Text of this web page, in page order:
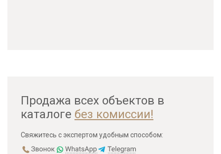
Продажа всех объектов в
каталоге без комиссии!
Свяжитесь с экспертом удобным способом: